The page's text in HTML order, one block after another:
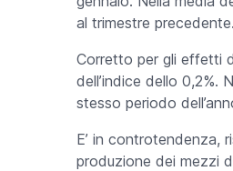
al trimestre precedente.
Corretto per gli effetti
dell’indice dello 0,2%.
stesso periodo
E’ in controtendenza,
produzione dei mezzi